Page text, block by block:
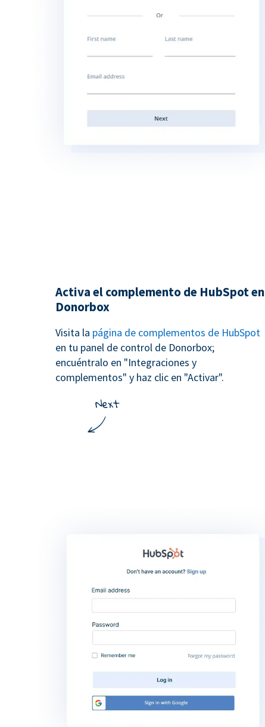
Activa el complemento de HubSpot en
Donorbox
Visita la página de complementos de HubSpot
en tu panel de control de Donorbox;
encuéntralo en "Integraciones y
complementos" y haz clic en "Activar".